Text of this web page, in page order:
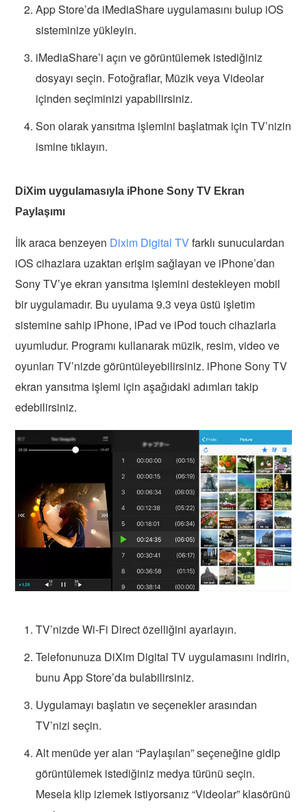
App Store’da iMediaShare uygulamasını bulup iOS
sisteminize yükleyin.
iMediaShare’i açın ve görüntülemek istediğiniz
dosyayı seçin. Fotoğraflar, Müzik veya Videolar
içinden seçiminizi yapabilirsiniz.
Son olarak yansıtma işlemini başlatmak için TV’nizin
ismine tıklayın.
DiXim uygulamasıyla iPhone Sony TV Ekran
Paylaşımı
İlk araca benzeyen Dixim Digital TVfarklı sunuculardan
iOS cihazlara uzaktan erişim sağlayan ve iPhone’dan
Sony TV’ye ekran yansıtma işlemini destekleyen mobil
bir uygulamadır. Bu uyulama 9.3 veya üstü işletim
sistemine sahip iPhone, iPad ve iPod touch cihazlarla
uyumludur. Programı kullanarak müzik, resim, video ve
oyunları TV’nizde görüntüleyebilirsiniz. iPhone Sony TV
ekran yansıtma işlemi için aşağıdaki adımları takip
edebilirsiniz.
TV’nizde Wi-Fi Direct özelliğini ayarlayın.
Telefonunuza DiXim Digital TV uygulamasını indirin,
bunu App Store’da bulabilirsiniz.
Uygulamayı başlatın ve seçenekler arasından
TV’nizi seçin.
Alt menüde yer alan “Paylaşılan” seçeneğine gidip
görüntülemek istediğiniz medya türünü seçin.
Mesela klip izlemek istiyorsanız “Videolar” klasörünü